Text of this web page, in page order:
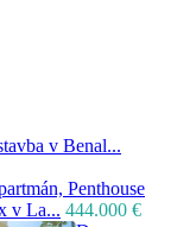
v Benal...
Penthouse
v La... 444.000 €